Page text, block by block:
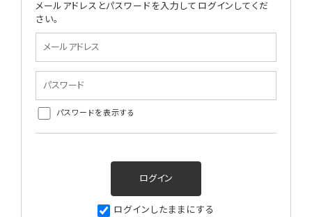
メールアドレスとパスワードを入力してログインしてくだ
さい。
パスワードを表示する
ログインしたままにする